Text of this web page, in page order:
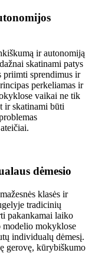
ir autonomiją
skatinami patys
priimti sprendimus ir
perkeliamas ir
vaikai ne tik
ir skatinami būti
dėmesio
klasės ir
tradicinių
pakankamai laiko
modelio mokyklose
individualų dėmesį.
gerovę, kūrybiškumo